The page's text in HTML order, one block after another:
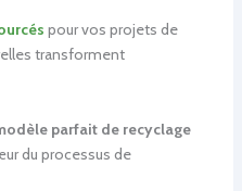
pour vos projets de
transforment
parfait de recyclage
du processus de